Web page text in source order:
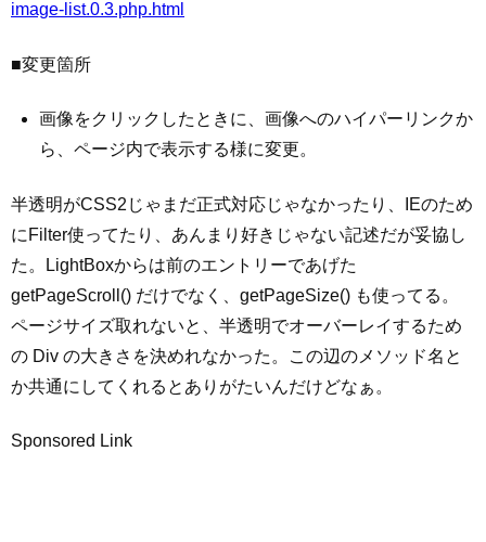
image-list.0.3.php.html
■変更箇所
画像をクリックしたときに、画像へのハイパーリンクか
ら、ページ内で表示する様に変更。
半透明がCSS2じゃまだ正式対応じゃなかったり、IEのため
にFilter使ってたり、あんまり好きじゃない記述だが妥協し
た。LightBoxからは前のエントリーであげた
getPageScroll() だけでなく、getPageSize() も使ってる。
ページサイズ取れないと、半透明でオーバーレイするため
の Div の大きさを決めれなかった。この辺のメソッド名と
か共通にしてくれるとありがたいんだけどなぁ。
Sponsored Link